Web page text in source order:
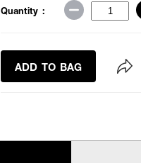
Quantity :
ADD TO BAG